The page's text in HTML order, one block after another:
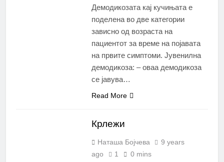
Демодикозата кај кучињата е
поделена во две категории
зависно од возраста на
пациентот за време на појавата
на првите симптоми. Јувенилна
демодикоза: – оваа демодикоза
се јавува…
Read More
Крлежи
Наташа Бојчева
9 years
ago
1 0 mins